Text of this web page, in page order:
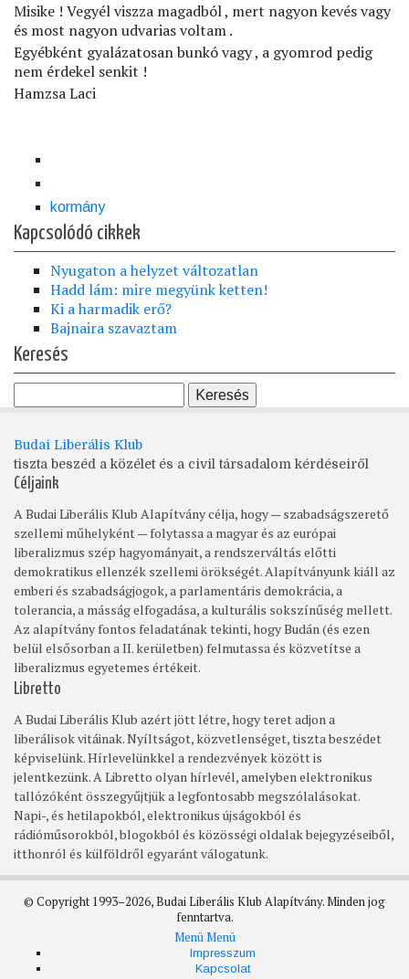
Misike ! Vegyél viszza magadból , mert nagyon kevés vagy
és most nagyon udvarias voltam .
Egyébként gyalázatosan bunkó vagy , a gyomrod pedig
nem érdekel senkit !
Hamzsa Laci
kormány
Kapcsolódó cikkek
Nyugaton a helyzet változatlan
Hadd lám: mire megyünk ketten!
Ki a harmadik erő?
Bajnaira szavaztam
Keresés
Budai Liberális Klub
tiszta beszéd a közélet és a civil társadalom kérdéseiről
Céljaink
A Budai Liberális Klub Alapítvány célja, hogy — szabadságszerető
szellemi műhelyként — folytassa a magyar és az európai
liberalizmus szép hagyományait, a rendszerváltás előtti
demokratikus ellenzék szellemi örökségét. Alapítványunk kiáll az
emberi és szabadságjogok, a parlamentáris demokrácia, a
tolerancia, a másság elfogadása, a kulturális sokszínűség mellett.
Az alapítvány fontos feladatának tekinti, hogy Budán (és ezen
belül elsősorban a II. kerületben) felmutassa és közvetítse a
liberalizmus egyetemes értékeit.
Libretto
A Budai Liberális Klub azért jött létre, hogy teret adjon a
liberálisok vitáinak. Nyíltságot, közvetlenséget, tiszta beszédet
képviselünk. Hírlevelünkkel a rendezvények között is
jelentkezünk. A Libretto olyan hírlevél, amelyben elektronikus
tallózóként összegyűjtjük a legfontosabb megszólalásokat.
Napi-, és hetilapokból, elektronikus újságokból és
rádióműsorokból, blogokból és közösségi oldalak bejegyzéseiből,
itthonról és külföldről egyaránt válogatunk.
© Copyright 1993–2026, Budai Liberális Klub Alapítvány. Minden jog
fenntartva.
Footer
MenüMenü
Impresszum
Kapcsolat